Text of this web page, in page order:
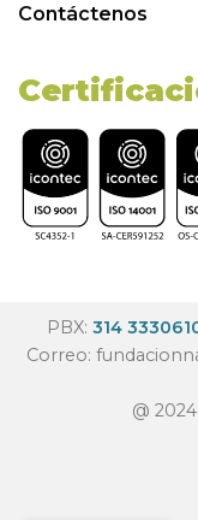
Contáctenos
PBX: 314
Correo:
@